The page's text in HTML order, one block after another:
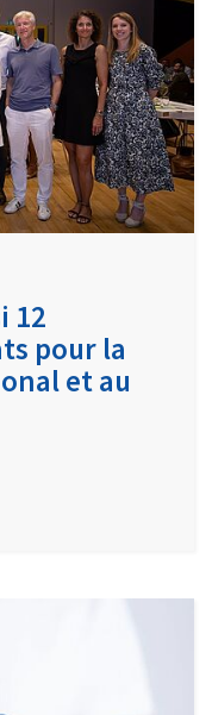
12
pour la
et au